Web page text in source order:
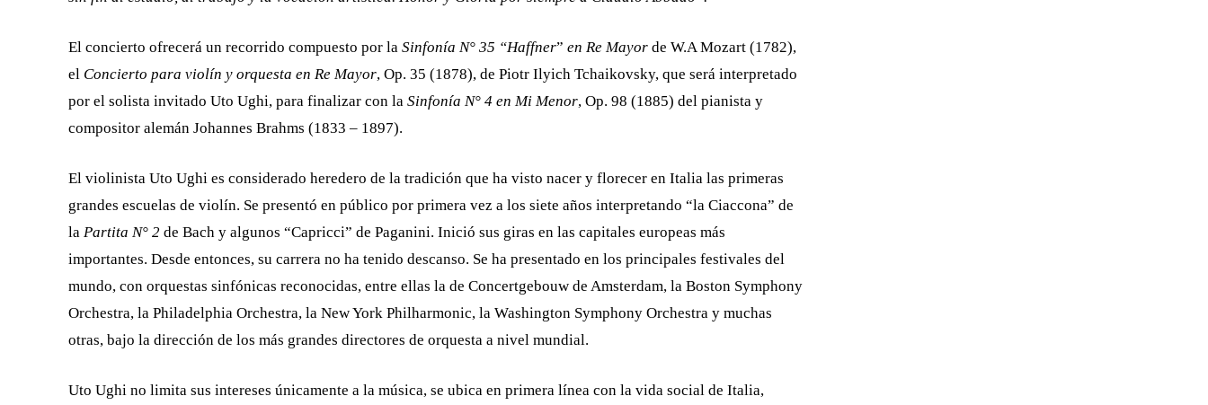
El concierto ofrecerá un recorrido compuesto por la Sinfonía N° 35 “Haffner” en Re Mayor de W.A Mozart (1782),
el Concierto para violín y orquesta en Re Mayor, Op. 35 (1878), de Piotr Ilyich Tchaikovsky, que será interpretado
por el solista invitado Uto Ughi, para finalizar con la Sinfonía N° 4 en Mi Menor, Op. 98 (1885) del pianista y
compositor alemán Johannes Brahms (1833 – 1897).
El violinista Uto Ughi es considerado heredero de la tradición que ha visto nacer y florecer en Italia las primeras
grandes escuelas de violín. Se presentó en público por primera vez a los siete años interpretando “la Ciaccona” de
la Partita N° 2 de Bach y algunos “Capricci” de Paganini. Inició sus giras en las capitales europeas más
importantes. Desde entonces, su carrera no ha tenido descanso. Se ha presentado en los principales festivales del
mundo, con orquestas sinfónicas reconocidas, entre ellas la de Concertgebouw de Amsterdam, la Boston Symphony
Orchestra, la Philadelphia Orchestra, la New York Philharmonic, la Washington Symphony Orchestra y muchas
otras, bajo la dirección de los más grandes directores de orquesta a nivel mundial.
Uto Ughi no limita sus intereses únicamente a la música, se ubica en primera línea con la vida social de Italia,